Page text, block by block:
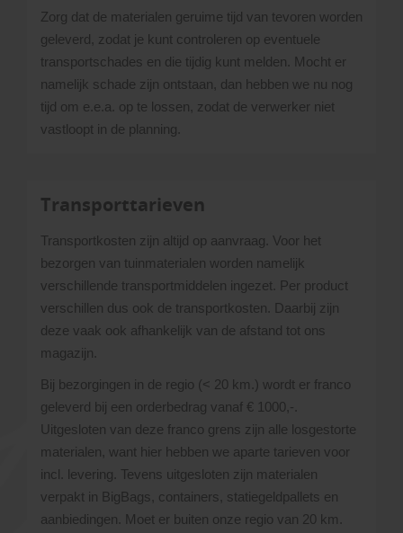
Zorg dat de materialen geruime tijd van tevoren worden
geleverd, zodat je kunt controleren op eventuele
transportschades en die tijdig kunt melden. Mocht er
namelijk schade zijn ontstaan, dan hebben we nu nog
tijd om e.e.a. op te lossen, zodat de verwerker niet
vastloopt in de planning.
Transporttarieven
Transportkosten zijn altijd op aanvraag. Voor het
bezorgen van tuinmaterialen worden namelijk
verschillende transportmiddelen ingezet. Per product
verschillen dus ook de transportkosten. Daarbij zijn
deze vaak ook afhankelijk van de afstand tot ons
magazijn.
Bij bezorgingen in de regio (< 20 km.) wordt er franco
geleverd bij een orderbedrag vanaf € 1000,-.
Uitgesloten van deze franco grens zijn alle losgestorte
materialen, want hier hebben we aparte tarieven voor
incl. levering. Tevens uitgesloten zijn materialen
verpakt in BigBags, containers, statiegeldpallets en
aanbiedingen. Moet er buiten onze regio van 20 km.